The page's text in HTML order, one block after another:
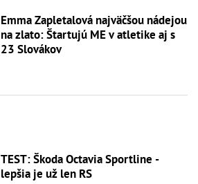
Emma Zapletalová najväčšou nádejou
na zlato: Štartujú ME v atletike aj s
23 Slovákov
TEST: Škoda Octavia Sportline -
lepšia je už len RS